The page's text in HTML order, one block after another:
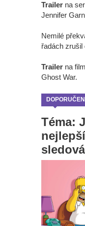
Trailer na
Jennifer
Nemilé
řadách zrušil
Trailer na
Ghost War.
Téma: